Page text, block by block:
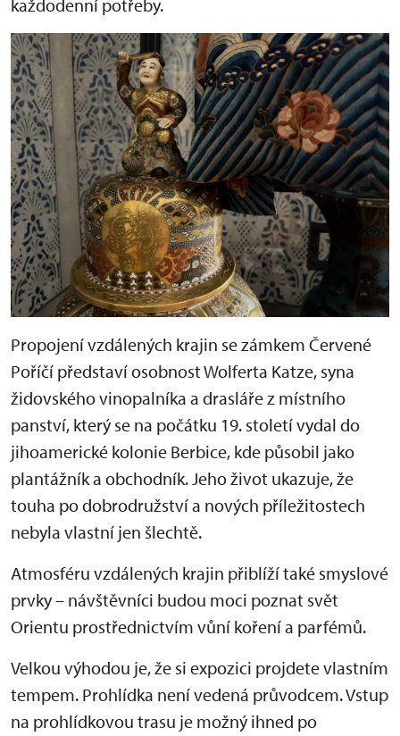
každodenní potřeby.
Propojení vzdálených krajin se zámkem Červené
Poříčí představí osobnost Wolferta Katze, syna
židovského vinopalníka a drasláře z místního
panství, který se na počátku 19. století vydal do
jihoamerické kolonie Berbice, kde působil jako
plantážník a obchodník. Jeho život ukazuje, že
touha po dobrodružství a nových příležitostech
nebyla vlastní jen šlechtě.
Atmosféru vzdálených krajin přiblíží také smyslové
prvky – návštěvníci budou moci poznat svět
Orientu prostřednictvím vůní koření a parfémů.
Velkou výhodou je, že si expozici projdete vlastním
tempem. Prohlídka není vedená průvodcem. Vstup
na prohlídkovou trasu je možný ihned po